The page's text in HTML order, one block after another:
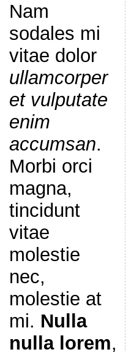
Nam
sodales mi
vitae dolor
ullamcorper
et vulputate
enim
accumsan.
Morbi orci
magna,
tincidunt
vitae
molestie
nec,
molestie at
mi. Nulla
nulla lorem,